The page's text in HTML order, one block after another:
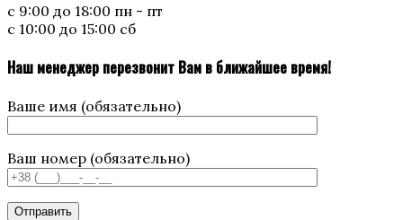
с 9:00 до 18:00 пн - пт
с 10:00 до 15:00 сб
Наш менеджер перезвонит Вам в ближайшее время!
Ваше имя (обязательно)
Ваш номер (обязательно)